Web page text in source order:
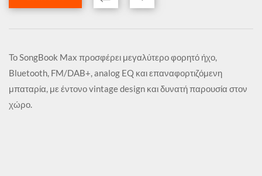
Το SongBook Max προσφέρει μεγαλύτερο φορητό ήχο,
Bluetooth, FM/DAB+, analog EQ και επαναφορτιζόμενη
μπαταρία, με έντονο vintage design και δυνατή παρουσία στον
χώρο.